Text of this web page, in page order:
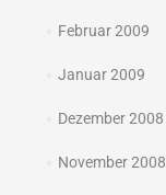
Februar 2009
Januar 2009
Dezember 2008
November 2008